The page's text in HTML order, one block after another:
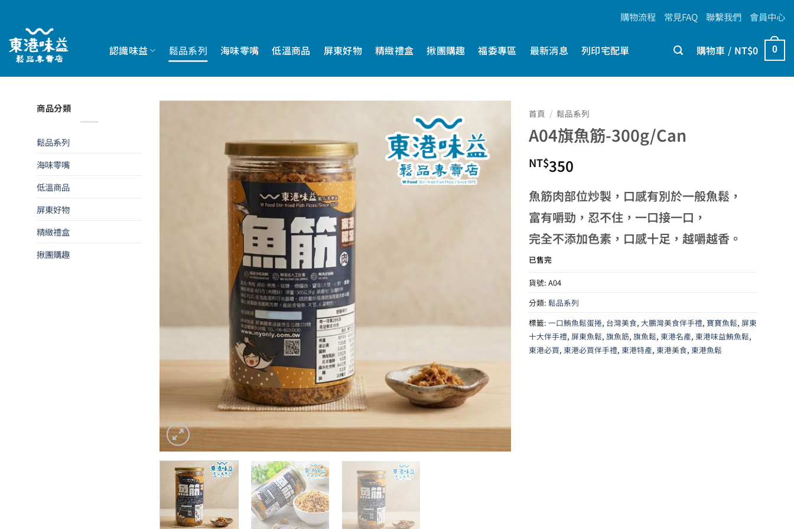
content
購物流程 常見FAQ 聯繫我們 會員中心
認識味益 鬆品系列 海味零嘴 低溫商品 屏東好物 精緻禮盒 揪團購趣 福委專區 最新消息 列印宅配單 購物車 / NT$0 0
商品分類
鬆品系列
海味零嘴
低溫商品
屏東好物
精緻禮盒
揪團購趣
首頁 / 鬆品系列
A04旗魚筋-300g/Can
NT$350
魚筋肉部位炒製，口感有別於一般魚鬆，
富有嚼勁，忍不住，一口接一口，
完全不添加色素，口感十足，越嚼越香。
已售完
貨號:A04
分類:鬆品系列
標籤:一口鮪魚鬆蛋捲, 台灣美食,大鵬灣美食伴手禮, 寶寶魚鬆,屏東
十大伴手禮,屏東魚鬆,旗魚筋,旗魚鬆, 東港名產, 東港味益鮪魚鬆,
東港必買, 東港必買伴手禮, 東港特產, 東港美食, 東港魚鬆